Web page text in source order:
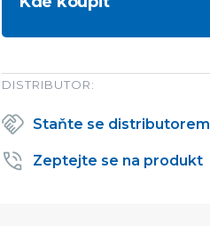
DISTRIBUTOR:
Staňte se distributorem
Zeptejte se na produkt